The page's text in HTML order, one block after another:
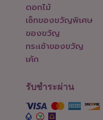
ดอกไม้
เซ็ทของขวัญพิเศษ
ของขวัญ
กระเช้าของขวัญ
เค้ก
รับชำระผ่าน